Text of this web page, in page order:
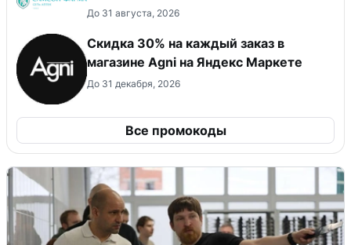
До 31 августа, 2026
Скидка 30% на каждый заказ в
магазине Agni на Яндекс Маркете
До 31 декабря, 2026
Все промокоды